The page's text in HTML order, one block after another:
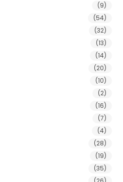
(9)
(54)
(32)
(13)
(14)
(20)
(10)
(2)
(16)
(7)
(4)
(28)
(19)
(35)